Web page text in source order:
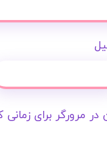
مرورگر برای